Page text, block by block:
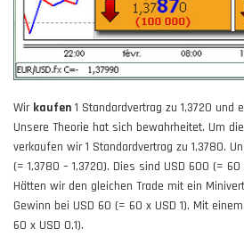
Wir kaufen 1 Standardvertrag zu 1,3720
Unsere Theorie hat sich bewahrheitet. Um
verkaufen wir 1 Standardvertrag zu 1,3780.
(= 1,3780 – 1,3720). Dies sind USD 600 (= 60
Hätten wir den gleichen Trade mit ein
Gewinn bei USD 60 (= 60 x USD 1). Mit
60 x USD 0,1).